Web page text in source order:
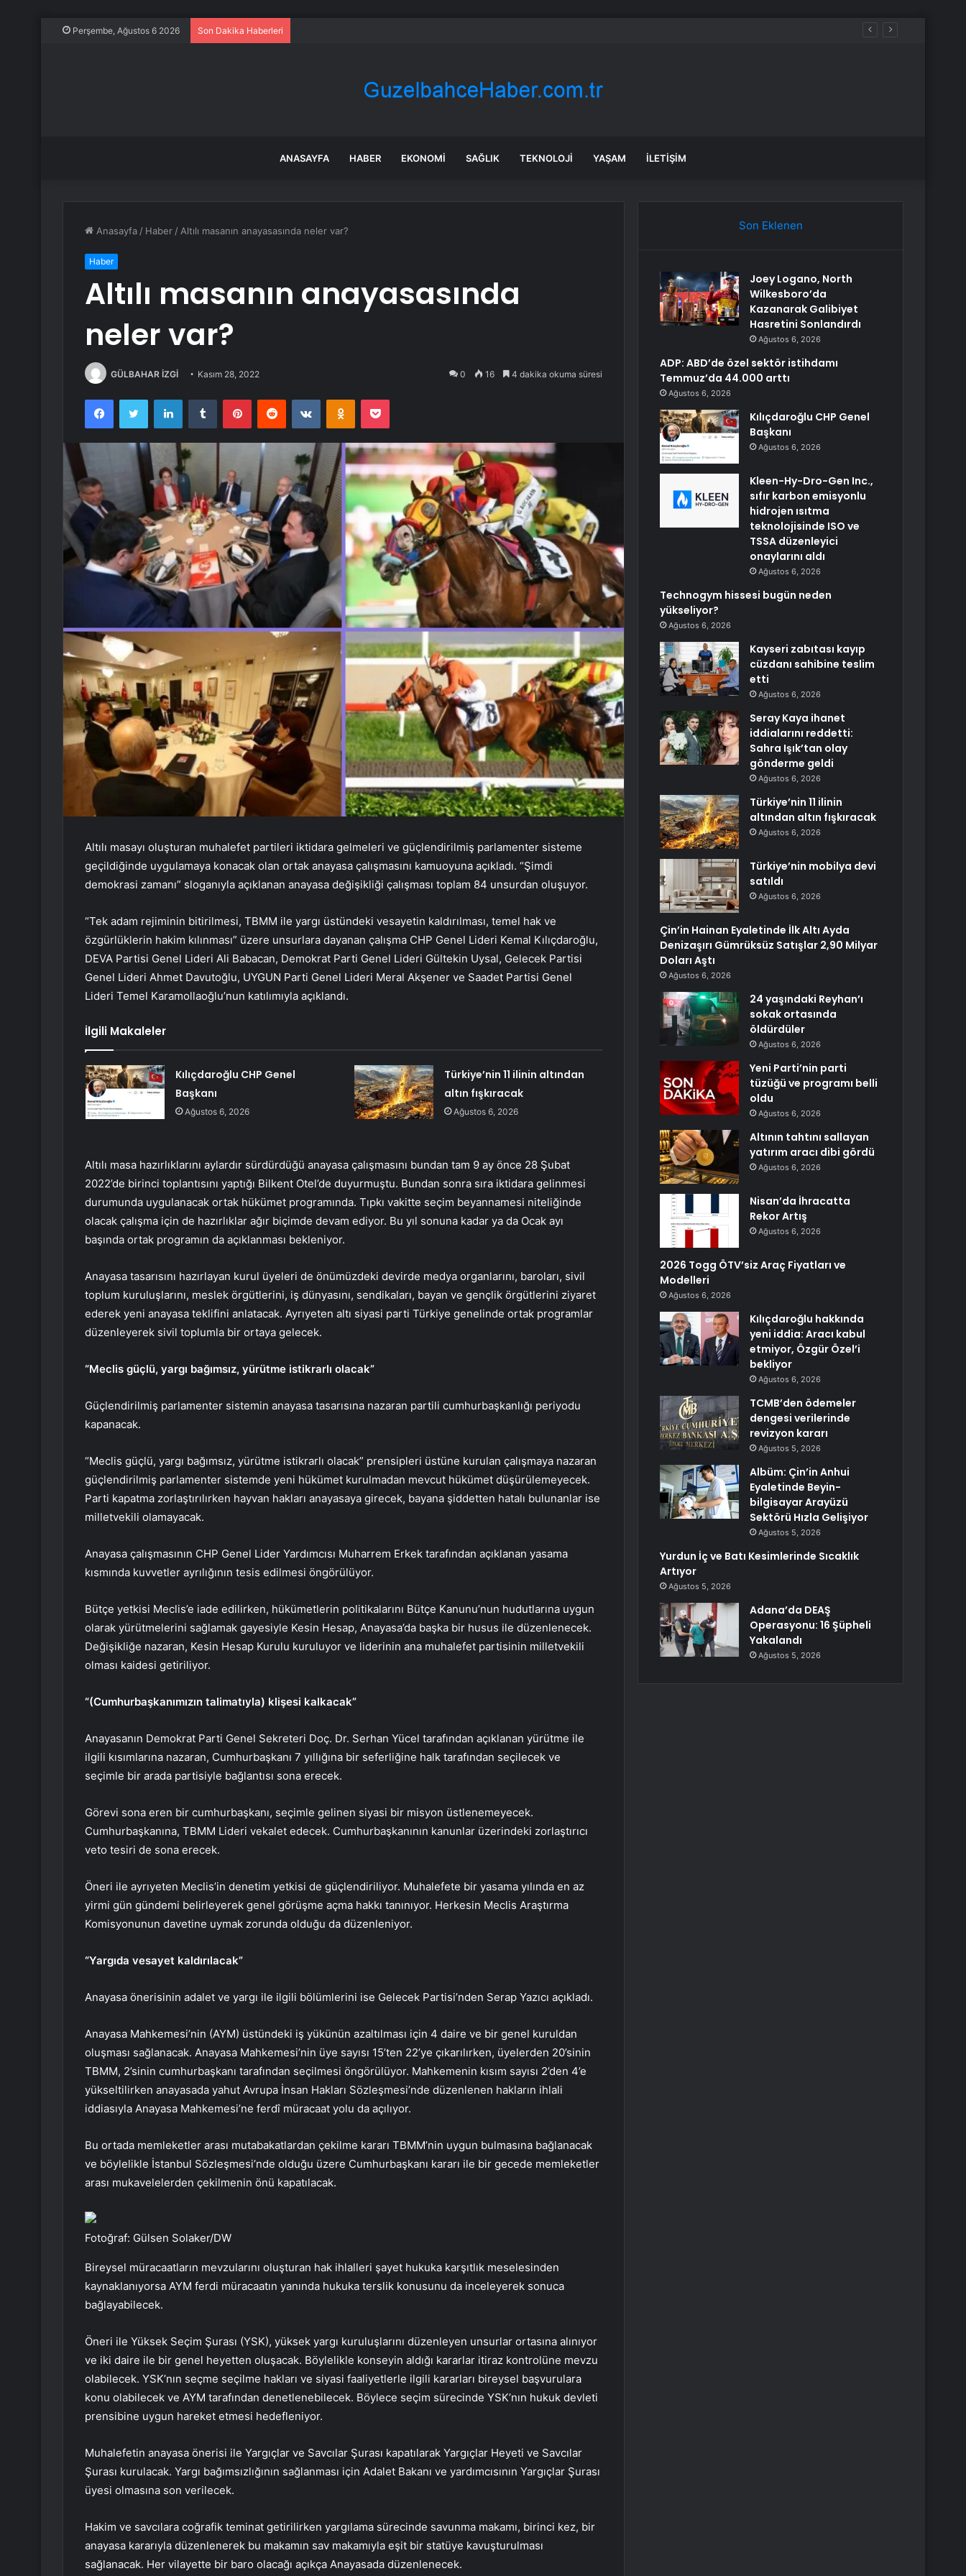
Perşembe, Ağustos 6 2026 Son Dakika Haberleri
ANASAYFA HABER EKONOMI SAĞLIK TEKNOLOJI YAŞAM İLETIŞIM
Anasayfa / Haber / Altılı masanın anayasasında neler var?
Haber
Altılı masanın anayasasında
neler var?
GÜLBAHAR İZGİ Kasım 28, 2022 0 16 4 dakika okuma süresi
FacebookTwitter LinkedInTumblr PinterestReddit VKontakteOdnoklassniki
Pocket
Altılı masayı oluşturan muhalefet partileri iktidara gelmeleri ve güçlendirilmiş parlamenter sisteme
geçildiğinde uygulamaya konacak olan ortak anayasa çalışmasını kamuoyuna açıkladı. “Şimdi
demokrasi zamanı” sloganıyla açıklanan anayasa değişikliği çalışması toplam 84 unsurdan oluşuyor.
“Tek adam rejiminin bitirilmesi, TBMM ile yargı üstündeki vesayetin kaldırılması, temel hak ve
özgürlüklerin hakim kılınması” üzere unsurlara dayanan çalışma CHP Genel Lideri Kemal Kılıçdaroğlu,
DEVA Partisi Genel Lideri Ali Babacan, Demokrat Parti Genel Lideri Gültekin Uysal, Gelecek Partisi
Genel Lideri Ahmet Davutoğlu, UYGUN Parti Genel Lideri Meral Akşener ve Saadet Partisi Genel
Lideri Temel Karamollaoğlu’nun katılımıyla açıklandı.
İlgili Makaleler
Kılıçdaroğlu CHP Genel
Başkanı
Ağustos 6, 2026
Türkiye’nin 11 ilinin altından
altın fışkıracak
Ağustos 6, 2026
Altılı masa hazırlıklarını aylardır sürdürdüğü anayasa çalışmasını bundan tam 9 ay önce 28 Şubat
2022’de birinci toplantısını yaptığı Bilkent Otel’de duyurmuştu. Bundan sonra sıra iktidara gelinmesi
durumunda uygulanacak ortak hükümet programında. Tıpkı vakitte seçim beyannamesi niteliğinde
olacak çalışma için de hazırlıklar ağır biçimde devam ediyor. Bu yıl sonuna kadar ya da Ocak ayı
başında ortak programın da açıklanması bekleniyor.
Anayasa tasarısını hazırlayan kurul üyeleri de önümüzdeki devirde medya organlarını, baroları, sivil
toplum kuruluşlarını, meslek örgütlerini, iş dünyasını, sendikaları, bayan ve gençlik örgütlerini ziyaret
ederek yeni anayasa teklifini anlatacak. Ayrıyeten altı siyasi parti Türkiye genelinde ortak programlar
düzenleyerek sivil toplumla bir ortaya gelecek.
“Meclis güçlü, yargı bağımsız, yürütme istikrarlı olacak”
Güçlendirilmiş parlamenter sistemin anayasa tasarısına nazaran partili cumhurbaşkanlığı periyodu
kapanacak.
“Meclis güçlü, yargı bağımsız, yürütme istikrarlı olacak” prensipleri üstüne kurulan çalışmaya nazaran
güçlendirilmiş parlamenter sistemde yeni hükümet kurulmadan mevcut hükümet düşürülemeyecek.
Parti kapatma zorlaştırılırken hayvan hakları anayasaya girecek, bayana şiddetten hatalı bulunanlar ise
milletvekili olamayacak.
Anayasa çalışmasının CHP Genel Lider Yardımcısı Muharrem Erkek tarafından açıklanan yasama
kısmında kuvvetler ayrılığının tesis edilmesi öngörülüyor.
Bütçe yetkisi Meclis’e iade edilirken, hükümetlerin politikalarını Bütçe Kanunu’nun hudutlarına uygun
olarak yürütmelerini sağlamak gayesiyle Kesin Hesap, Anayasa’da başka bir husus ile düzenlenecek.
Değişikliğe nazaran, Kesin Hesap Kurulu kuruluyor ve liderinin ana muhalefet partisinin milletvekili
olması kaidesi getiriliyor.
“(Cumhurbaşkanımızın talimatıyla) klişesi kalkacak”
Anayasanın Demokrat Parti Genel Sekreteri Doç. Dr. Serhan Yücel tarafından açıklanan yürütme ile
ilgili kısımlarına nazaran, Cumhurbaşkanı 7 yıllığına bir seferliğine halk tarafından seçilecek ve
seçimle bir arada partisiyle bağlantısı sona erecek.
Görevi sona eren bir cumhurbaşkanı, seçimle gelinen siyasi bir misyon üstlenemeyecek.
Cumhurbaşkanına, TBMM Lideri vekalet edecek. Cumhurbaşkanının kanunlar üzerindeki zorlaştırıcı
veto tesiri de sona erecek.
Öneri ile ayrıyeten Meclis’in denetim yetkisi de güçlendiriliyor. Muhalefete bir yasama yılında en az
yirmi gün gündemi belirleyerek genel görüşme açma hakkı tanınıyor. Herkesin Meclis Araştırma
Komisyonunun davetine uymak zorunda olduğu da düzenleniyor.
“Yargıda vesayet kaldırılacak”
Anayasa önerisinin adalet ve yargı ile ilgili bölümlerini ise Gelecek Partisi’nden Serap Yazıcı açıkladı.
Anayasa Mahkemesi’nin (AYM) üstündeki iş yükünün azaltılması için 4 daire ve bir genel kuruldan
oluşması sağlanacak. Anayasa Mahkemesi’nin üye sayısı 15’ten 22’ye çıkarılırken, üyelerden 20’sinin
TBMM, 2’sinin cumhurbaşkanı tarafından seçilmesi öngörülüyor. Mahkemenin kısım sayısı 2’den 4’e
yükseltilirken anayasada yahut Avrupa İnsan Hakları Sözleşmesi’nde düzenlenen hakların ihlali
iddiasıyla Anayasa Mahkemesi’ne ferdî müracaat yolu da açılıyor.
Bu ortada memleketler arası mutabakatlardan çekilme kararı TBMM’nin uygun bulmasına bağlanacak
ve böylelikle İstanbul Sözleşmesi’nde olduğu üzere Cumhurbaşkanı kararı ile bir gecede memleketler
arası mukavelelerden çekilmenin önü kapatılacak.
Fotoğraf: Gülsen Solaker/DW
Bireysel müracaatların mevzularını oluşturan hak ihlalleri şayet hukuka karşıtlık meselesinden
kaynaklanıyorsa AYM ferdi müracaatın yanında hukuka terslik konusunu da inceleyerek sonuca
bağlayabilecek.
Öneri ile Yüksek Seçim Şurası (YSK), yüksek yargı kuruluşlarını düzenleyen unsurlar ortasına alınıyor
ve iki daire ile bir genel heyetten oluşacak. Böylelikle konseyin aldığı kararlar itiraz kontrolüne mevzu
olabilecek. YSK’nın seçme seçilme hakları ve siyasi faaliyetlerle ilgili kararları bireysel başvurulara
konu olabilecek ve AYM tarafından denetlenebilecek. Böylece seçim sürecinde YSK’nın hukuk devleti
prensibine uygun hareket etmesi hedefleniyor.
Muhalefetin anayasa önerisi ile Yargıçlar ve Savcılar Şurası kapatılarak Yargıçlar Heyeti ve Savcılar
Şurası kurulacak. Yargı bağımsızlığının sağlanması için Adalet Bakanı ve yardımcısının Yargıçlar Şurası
üyesi olmasına son verilecek.
Hakim ve savcılara coğrafik teminat getirilirken yargılama sürecinde savunma makamı, birinci kez, bir
anayasa kararıyla düzenlenerek bu makamın sav makamıyla eşit bir statüye kavuşturulması
sağlanacak. Her vilayette bir baro olacağı açıkça Anayasada düzenlenecek.
Son Eklenen
Joey Logano, North
Wilkesboro’da
Kazanarak Galibiyet
Hasretini Sonlandırdı
Ağustos 6, 2026
ADP: ABD’de özel sektör istihdamı
Temmuz’da 44.000 arttı
Ağustos 6, 2026
Kılıçdaroğlu CHP Genel
Başkanı
Ağustos 6, 2026
Kleen-Hy-Dro-Gen Inc.,
sıfır karbon emisyonlu
hidrojen ısıtma
teknolojisinde ISO ve
TSSA düzenleyici
onaylarını aldı
Ağustos 6, 2026
Technogym hissesi bugün neden
yükseliyor?
Ağustos 6, 2026
Kayseri zabıtası kayıp
cüzdanı sahibine teslim
etti
Ağustos 6, 2026
Seray Kaya ihanet
iddialarını reddetti:
Sahra Işık’tan olay
gönderme geldi
Ağustos 6, 2026
Türkiye’nin 11 ilinin
altından altın fışkıracak
Ağustos 6, 2026
Türkiye’nin mobilya devi
satıldı
Ağustos 6, 2026
Çin’in Hainan Eyaletinde İlk Altı Ayda
Denizaşırı Gümrüksüz Satışlar 2,90 Milyar
Doları Aştı
Ağustos 6, 2026
24 yaşındaki Reyhan’ı
sokak ortasında
öldürdüler
Ağustos 6, 2026
Yeni Parti’nin parti
tüzüğü ve programı belli
oldu
Ağustos 6, 2026
Altının tahtını sallayan
yatırım aracı dibi gördü
Ağustos 6, 2026
Nisan’da İhracatta
Rekor Artış
Ağustos 6, 2026
2026 Togg ÖTV’siz Araç Fiyatları ve
Modelleri
Ağustos 6, 2026
Kılıçdaroğlu hakkında
yeni iddia: Aracı kabul
etmiyor, Özgür Özel’i
bekliyor
Ağustos 6, 2026
TCMB’den ödemeler
dengesi verilerinde
revizyon kararı
Ağustos 5, 2026
Albüm: Çin’in Anhui
Eyaletinde Beyin-
bilgisayar Arayüzü
Sektörü Hızla Gelişiyor
Ağustos 5, 2026
Yurdun İç ve Batı Kesimlerinde Sıcaklık
Artıyor
Ağustos 5, 2026
Adana’da DEAŞ
Operasyonu: 16 Şüpheli
Yakalandı
Ağustos 5, 2026